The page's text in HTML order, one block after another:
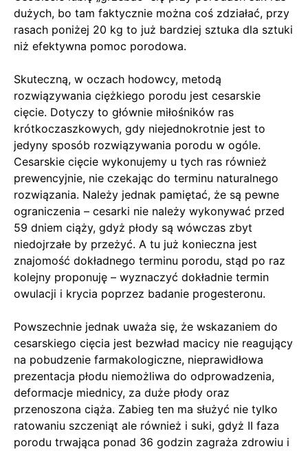
dużych, bo tam faktycznie można coś zdziałać, przy
rasach poniżej 20 kg to już bardziej sztuka dla sztuki
niż efektywna pomoc porodowa.
Skuteczną, w oczach hodowcy, metodą
rozwiązywania ciężkiego porodu jest cesarskie
cięcie. Dotyczy to głównie miłośników ras
krótkoczaszkowych, gdy niejednokrotnie jest to
jedyny sposób rozwiązywania porodu w ogóle.
Cesarskie cięcie wykonujemy u tych ras również
prewencyjnie, nie czekając do terminu naturalnego
rozwiązania. Należy jednak pamiętać, że są pewne
ograniczenia – cesarki nie należy wykonywać przed
59 dniem ciąży, gdyż płody są wówczas zbyt
niedojrzałe by przeżyć. A tu już konieczna jest
znajomość dokładnego terminu porodu, stąd po raz
kolejny proponuję – wyznaczyć dokładnie termin
owulacji i krycia poprzez badanie progesteronu.
Powszechnie jednak uważa się, że wskazaniem do
cesarskiego cięcia jest bezwład macicy nie reagujący
na pobudzenie farmakologiczne, nieprawidłowa
prezentacja płodu niemożliwa do odprowadzenia,
deformacje miednicy, za duże płody oraz
przenoszona ciąża. Zabieg ten ma służyć nie tylko
ratowaniu szczeniąt ale również i suki, gdyż II faza
porodu trwająca ponad 36 godzin zagraża zdrowiu i